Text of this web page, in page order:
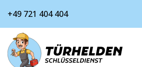
+49 721 404 404